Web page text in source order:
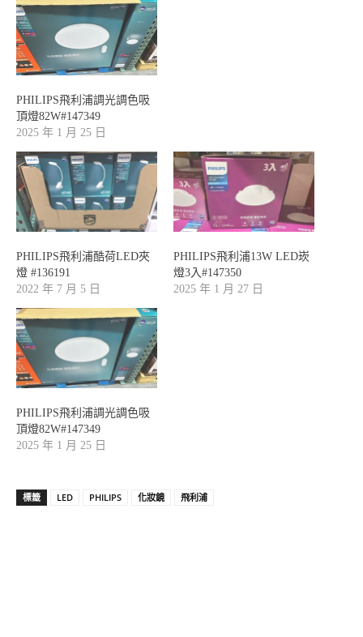
PHILIPS飛利浦調光調色吸
頂燈82W#147349
2025 年 1 月 25 日
PHILIPS飛利浦酷荷LED夾
燈 #136191
2022 年 7 月 5 日
PHILIPS飛利浦13W LED崁
燈3入#147350
2025 年 1 月 27 日
PHILIPS飛利浦調光調色吸
頂燈82W#147349
2025 年 1 月 25 日
標籤 LED PHILIPS 化妝鏡 飛利浦